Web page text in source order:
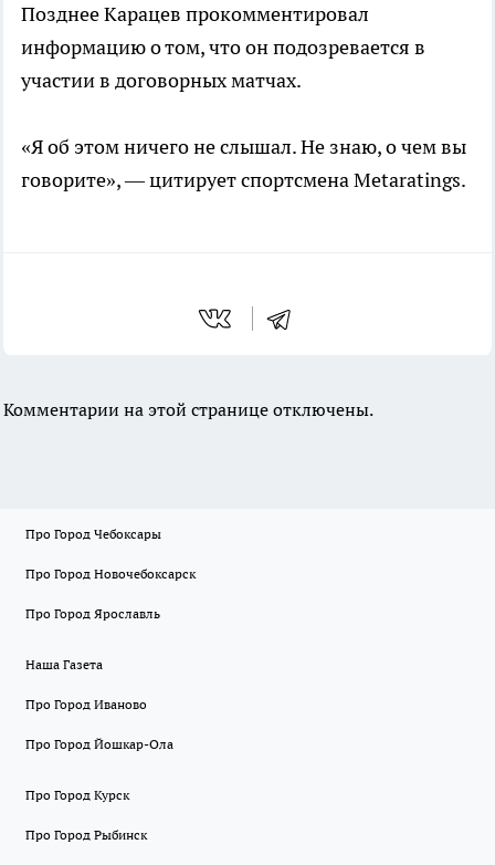
Позднее Карацев прокомментировал
информацию о том, что он подозревается в
участии в договорных матчах.
«Я об этом ничего не слышал. Не знаю, о чем вы
говорите», — цитирует спортсмена Metaratings.
Комментарии на этой странице отключены.
Про Город Чебоксары
Про Город Новочебоксарск
Про Город Ярославль
Наша Газета
Про Город Иваново
Про Город Йошкар-Ола
Про Город Курск
Про Город Рыбинск